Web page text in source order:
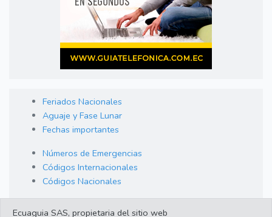
Feriados Nacionales
Aguaje y Fase Lunar
Fechas importantes
Números de Emergencias
Códigos Internacionales
Códigos Nacionales
Ecuaguia SAS, propietaria del sitio web